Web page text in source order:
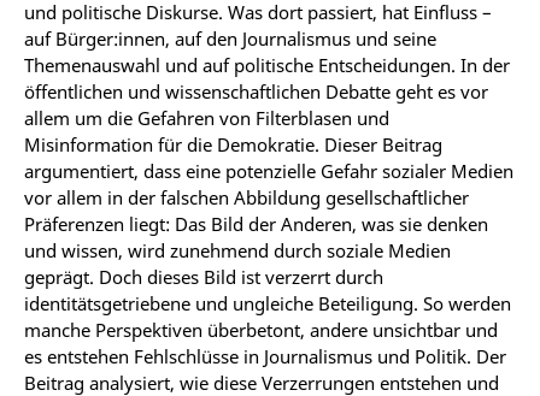
und politische Diskurse. Was dort passiert, hat Einfluss –
auf Bürger:innen, auf den Journalismus und seine
Themenauswahl und auf politische Entscheidungen. In der
öffentlichen und wissenschaftlichen Debatte geht es vor
allem um die Gefahren von Filterblasen und
Misinformation für die Demokratie. Dieser Beitrag
argumentiert, dass eine potenzielle Gefahr sozialer Medien
vor allem in der falschen Abbildung gesellschaftlicher
Präferenzen liegt: Das Bild der Anderen, was sie denken
und wissen, wird zunehmend durch soziale Medien
geprägt. Doch dieses Bild ist verzerrt durch
identitätsgetriebene und ungleiche Beteiligung. So werden
manche Perspektiven überbetont, andere unsichtbar und
es entstehen Fehlschlüsse in Journalismus und Politik. Der
Beitrag analysiert, wie diese Verzerrungen entstehen und